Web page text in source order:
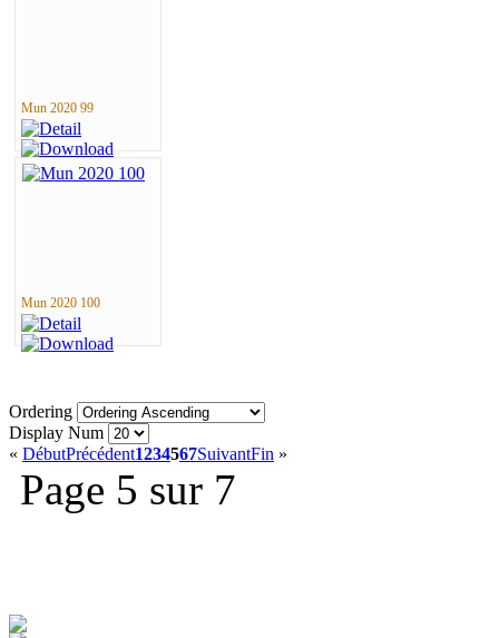
Mun 2020 99
Mun 2020 100
Ordering
Display Num
« DébutPrécédent1234567SuivantFin »
Page 5 sur 7